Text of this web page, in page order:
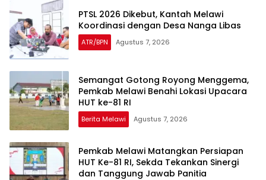
PTSL 2026 Dikebut, Kantah Melawi
Koordinasi dengan Desa Nanga Libas
ATR/BPN Agustus 7, 2026
Semangat Gotong Royong Menggema,
Pemkab Melawi Benahi Lokasi Upacara
HUT ke-81 RI
Berita Melawi Agustus 7, 2026
Pemkab Melawi Matangkan Persiapan
HUT Ke-81 RI, Sekda Tekankan Sinergi
dan Tanggung Jawab Panitia